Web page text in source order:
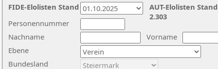
Nachname
Vorname
Ebene
Personennummer
Bundesland
AUT-Elolisten
2.303
FIDE-Elolisten Stand